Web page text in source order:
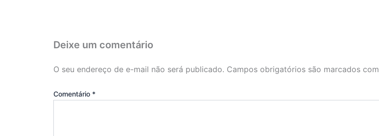
Deixe um comentário
O seu endereço de e-mail não será publicado. Campos obrigatórios são marcados com
Comentário *